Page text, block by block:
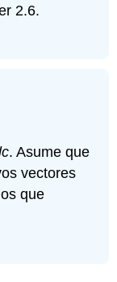
2.6.
. Asume que
vectores
que